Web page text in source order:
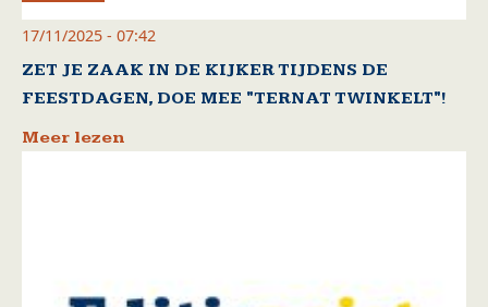
17/11/2025 - 07:42
ZET JE ZAAK IN DE KIJKER TIJDENS DE
FEESTDAGEN, DOE MEE "TERNAT TWINKELT"!
Meer lezen